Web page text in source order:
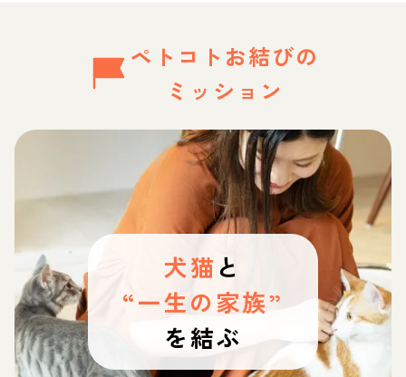
ペトコトお結びの
ミッション
犬猫 と
“一生の家族”
を結ぶ